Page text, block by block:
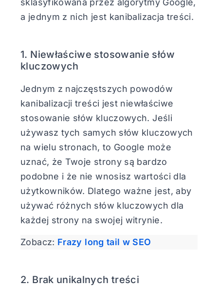
sklasyfikowana przez algorytmy Google,
a jednym z nich jest kanibalizacja treści.
1. Niewłaściwe stosowanie słów
kluczowych
Jednym z najczęstszych powodów
kanibalizacji treści jest niewłaściwe
stosowanie słów kluczowych. Jeśli
używasz tych samych słów kluczowych
na wielu stronach, to Google może
uznać, że Twoje strony są bardzo
podobne i że nie wnosisz wartości dla
użytkowników. Dlatego ważne jest, aby
używać różnych słów kluczowych dla
każdej strony na swojej witrynie.
Zobacz: Frazy long tail w SEO
2. Brak unikalnych treści